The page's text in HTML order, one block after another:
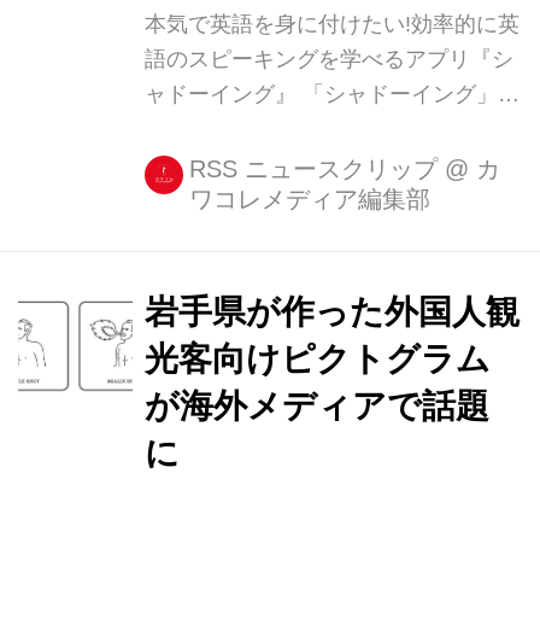
本気で英語を身に付けたい!効率的に英
語のスピーキングを学べるアプリ『シ
ャドーイング』 「シャドーイング」を
の発音を後追いで発音していくスピー
キングの練習法で、通訳の方も多く実
そんなシャドーイングをアプリ [...]
RSS ニュースクリップ @ カ
ワコレメディア編集部
岩手県が作った外国人観
光客向けピクトグラム
が海外メディアで話題
に